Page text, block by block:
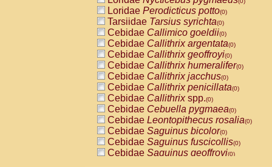
Loridae Perodicticus potto(0)
Tarsiidae Tarsius syrichta(0)
Cebidae Callimico goeldii(0)
Cebidae Callithrix argentata(0)
Cebidae Callithrix geoffroyi(0)
Cebidae Callithrix humeralifer(0)
Cebidae Callithrix jacchus(0)
Cebidae Callithrix penicillata(0)
Cebidae Callithrixspp.(0)
Cebidae Cebuella pygmaea(0)
Cebidae Leontopithecus rosalia(0)
Cebidae Saguinus bicolor(0)
Cebidae Saguinus fuscicollis(0)
Cebidae Saguinus geoffroyi(0)